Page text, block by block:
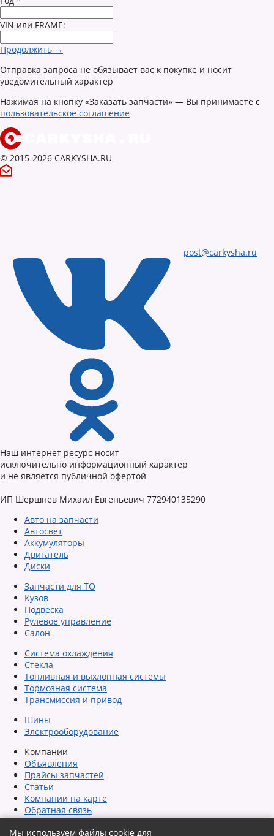
VIN или FRAME:
Продолжить →
Отправка запроса не обязывает вас к покупке и носит
уведомительный характер
Нажимая на кнопку «Заказать запчасти» — Вы принимаете с
пользовательское соглашение
Мы используем файлы cookie для
© 2015-2026 CARKYSHA.RU
post@carkysha.ru
Наш интернет ресурс носит
исключительно информационный характер
и не является публичной офертой
ИП Шершнев Михаил Евгеньевич 772940135290
Авто на запчасти
Автосвет
Аккумуляторы
Двигатель
Диски
Запчасти для ТО
Кузов
Подвеска
Рулевое управление
Салон
Система охлаждения
Стекла
Топливная и выхлопная системы
Тормозная система
Трансмиссия и привод
Шины
Электрооборудование
Компании
Объявления
Прайсы запчастей
Статьи
Компании на карте
Обратная связь
Сообщить об ошибке
Карта сайта